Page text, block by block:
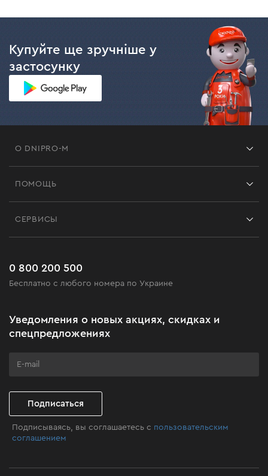
Купуйте ще зручніше у
застосунку
О DNIPRO-M
Черная пятница
Клуб мастерства
ПОМОЩЬ
Часто задаваемые вопросы
СЕРВИСЫ
0 800 200 500
Бесплатно с любого номера по Украине
Уведомления о новых акциях, скидках и
спецпредложениях
Подписаться
Подписываясь, вы соглашаетесь с пользовательским
соглашением